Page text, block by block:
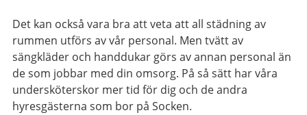
Det kan också vara bra att veta att all städning av
rummen utförs av vår personal. Men tvätt av
sängkläder och handdukar görs av annan personal än
de som jobbar med din omsorg. På så sätt har våra
undersköterskor mer tid för dig och de andra
hyresgästerna som bor på Socken.